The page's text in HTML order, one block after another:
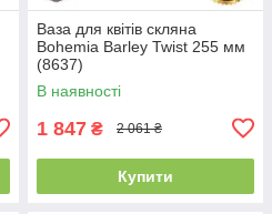
Ваза для квітів скляна
Bohemia Barley Twist 255 мм
(8637)
В наявності
1 847 ₴ 2 061 ₴
Купити